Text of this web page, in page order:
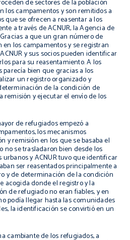
de sectores de la población
los campamentos y son remitidos a
que se ofrecen a reasentar a los
a través de ACNUR, la Agencia de
a que un gran número de
los campamentos y se registran
y sus socios pueden identificar
para su reasentamiento. A los
bien que gracias a los
un registro organizado y
de la condición de
y ejecutar el envío de los
de refugiados empezó a
los mecanismos
y remisión en los que se basaba el
se trasladaron bien desde los
y ACNUR tuvo que identificar
ser reasentados principalmente a
y de determinación de la condición
acogida donde el registro y la
de refugiado no eran fiables, y en
podía llegar hasta las comunidades
la identificación se convirtió en un
cambiante de los refugiados, a